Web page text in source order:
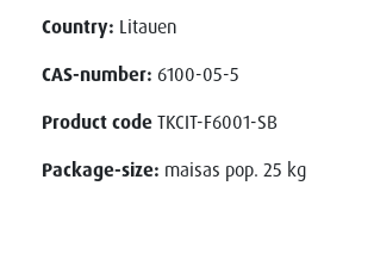
Country: Litauen
CAS-number: 6100-05-5
Product code TKCIT-F6001-SB
Package-size: maisas pop. 25 kg